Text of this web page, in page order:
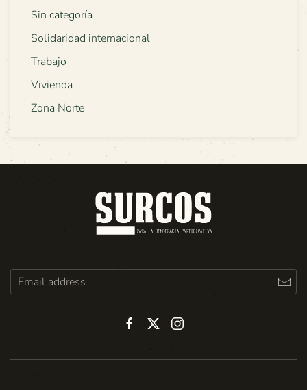
Sin categoría
Solidaridad internacional
Trabajo
Vivienda
Zona Norte